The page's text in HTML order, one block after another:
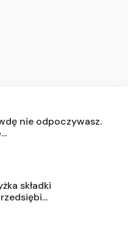
nie odpoczywasz.
składki